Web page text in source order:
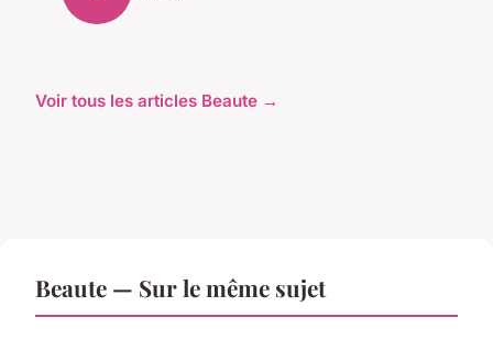
Voir tous les articles Beaute →
Beaute — Sur le même sujet